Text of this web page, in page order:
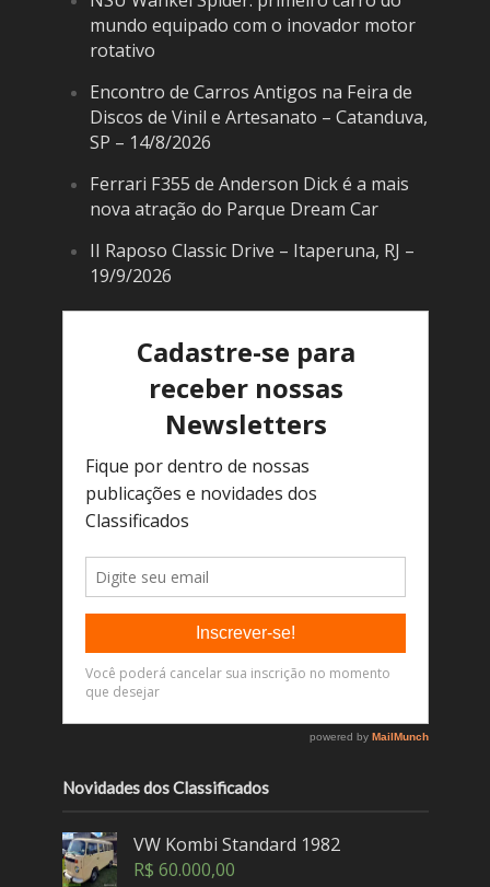
mundo equipado com o inovador motor
rotativo
Encontro de Carros Antigos na Feira de
Discos de Vinil e Artesanato – Catanduva,
SP – 14/8/2026
Ferrari F355 de Anderson Dick é a mais
nova atração do Parque Dream Car
II Raposo Classic Drive – Itaperuna, RJ –
19/9/2026
Novidades dos Classificados
VW Kombi Standard 1982
R$ 60.000,00